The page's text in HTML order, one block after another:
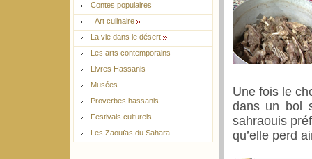
Contes populaires
Art culinaire
La vie dans le désert
Les arts contemporains
Livres Hassanis
Musées
Proverbes hassanis
Festivals culturels
Les Zaouïas du Sahara
Une fois le
dans un bol
sahraouis
qu’elle perd